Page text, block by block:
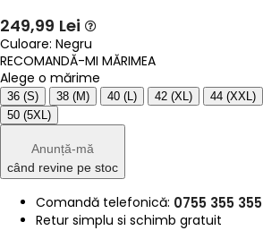
249,99 Lei
Culoare: Negru
RECOMANDĂ-MI MĂRIMEA
Alege o mărime
36 (S) 38 (M) 40 (L) 42 (XL) 44 (XXL)
50 (5XL)
Anunță-mă
când revine pe stoc
Comandă telefonică: 0755 355 355
Retur simplu si schimb gratuit